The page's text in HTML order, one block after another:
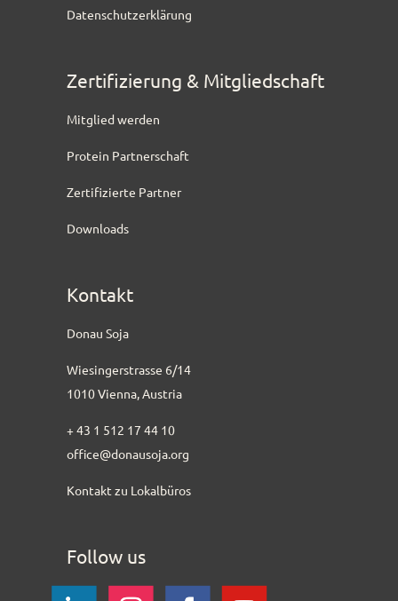
Datenschutzerklärung
Zertifizierung & Mitgliedschaft
Mitglied werden
Protein Partnerschaft
Zertifizierte Partner
Downloads
Kontakt
Donau Soja
Wiesingerstrasse 6/14
1010 Vienna, Austria
+ 43 1 512 17 44 10
office@donausoja.org
Kontakt zu Lokalbüros
Follow us